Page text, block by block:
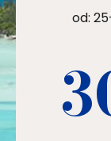
od: